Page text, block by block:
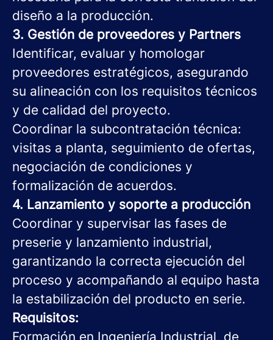
diseño a la producción.
3. Gestión de proveedores y Partners
Identificar, evaluar y homologar
proveedores estratégicos, asegurando
su alineación con los requisitos técnicos
y de calidad del proyecto.
Coordinar la subcontratación técnica:
visitas a planta, seguimiento de ofertas,
negociación de condiciones y
formalización de acuerdos.
4. Lanzamiento y soporte a producción
Coordinar y supervisar las fases de
preserie y lanzamiento industrial,
garantizando la correcta ejecución del
proceso y acompañando al equipo hasta
la estabilización del producto en serie.
Requisitos:
Formación en Ingeniería Industrial, de